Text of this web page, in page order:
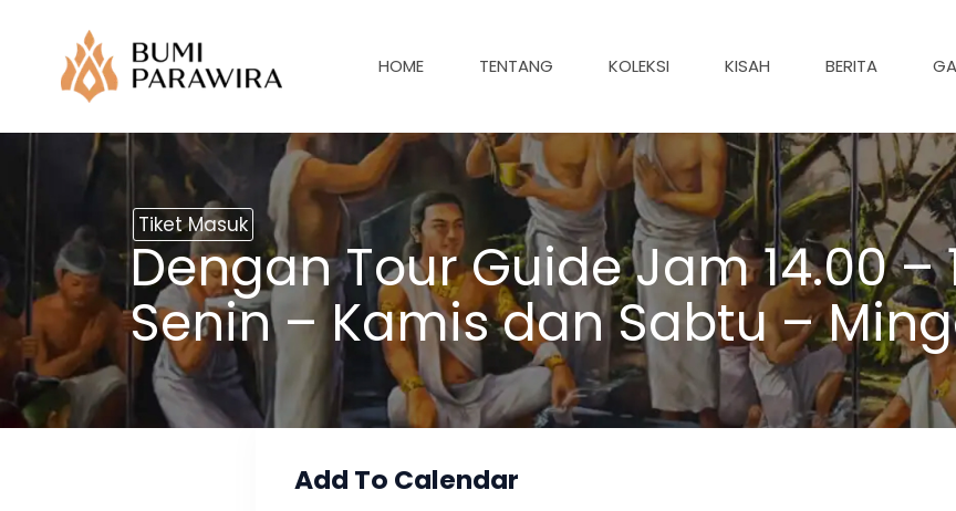
konten
HOME TENTANG KOLEKSI KISAH BERITA
Tiket Masuk
Dengan Tour Guide Jam 14.00 –
Senin – Kamis dan Sabtu –
Add To Calendar